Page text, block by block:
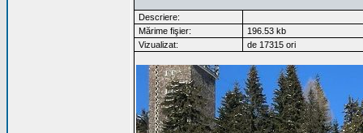
Descriere:
Mărime fişier:
196.53 kb
Vizualizat:
de 17315 ori